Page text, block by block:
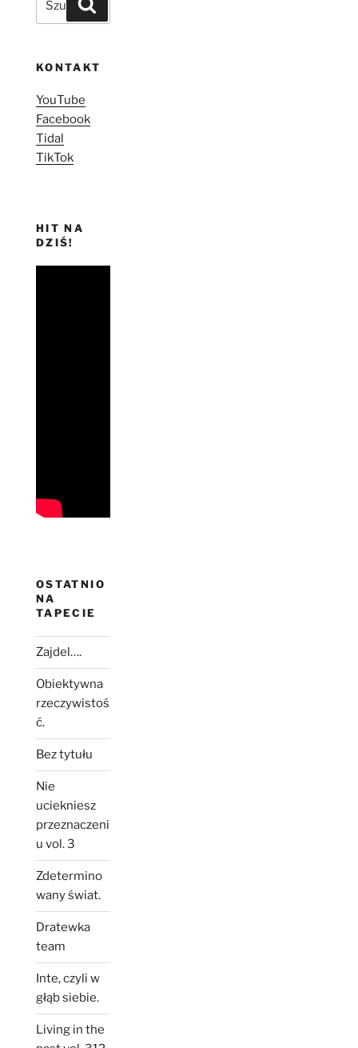
KONTAKT
YouTube
Facebook
Tidal
TikTok
HIT NA
DZIŚ!
OSTATNIO
NA
TAPECIE
Zajdel….
Obiektywna
rzeczywistoś
ć.
Bez tytułu
Nie
uciekniesz
przeznaczeni
u vol. 3
Zdetermino
wany świat.
Dratewka
team
Inte, czyli w
głąb siebie.
Living in the